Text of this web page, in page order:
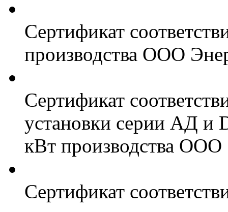
Сертификат
производства ООО
Сертификат
установки серии АД и
кВт производства ООО
Сертификат